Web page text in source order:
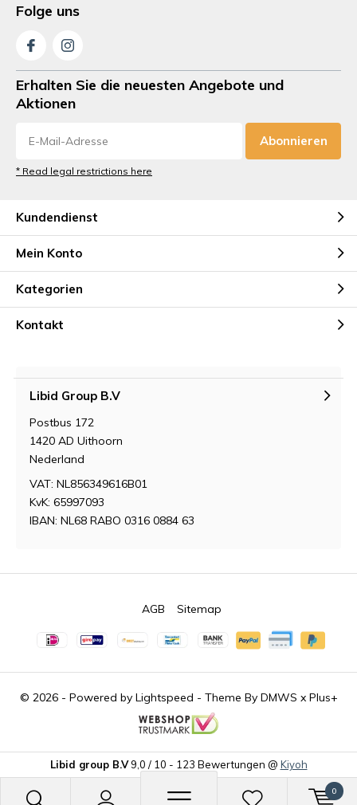
0
Folge uns
Erhalten Sie die neuesten Angebote und
Aktionen
Abonnieren
* Read legal restrictions here
Kundendienst
Mein Konto
Kategorien
Kontakt
Libid Group B.V
Postbus 172
1420 AD Uithoorn
Nederland
VAT: NL856349616B01
KvK: 65997093
IBAN: NL68 RABO 0316 0884 63
© 2026 - Powered by Lightspeed - Theme By DMWS x Plus+
AGB Sitemap
Libid group B.V9,0 / 10 - 123 Bewertungen @ Kiyoh